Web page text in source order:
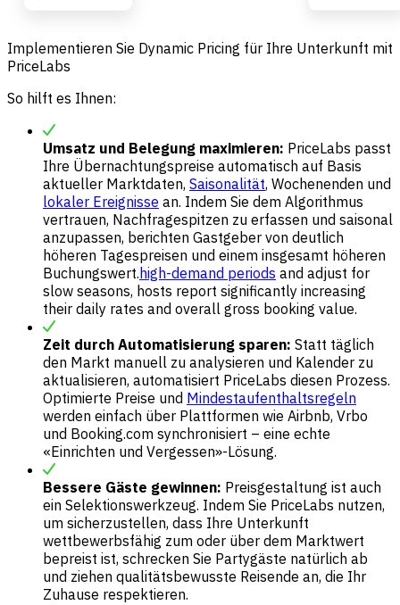
Implementieren Sie Dynamic Pricing für Ihre Unterkunft mit
PriceLabs
So hilft es Ihnen:
Umsatz und Belegung maximieren: PriceLabs passt
Ihre Übernachtungspreise automatisch auf Basis
aktueller Marktdaten, Saisonalität, Wochenenden und
lokaler Ereignisse an. Indem Sie dem Algorithmus
vertrauen, Nachfragespitzen zu erfassen und saisonal
anzupassen, berichten Gastgeber von deutlich
höheren Tagespreisen und einem insgesamt höheren
Buchungswert. high-demand periods and adjust for
slow seasons, hosts report significantly increasing
their daily rates and overall gross booking value.
Zeit durch Automatisierung sparen: Statt täglich
den Markt manuell zu analysieren und Kalender zu
aktualisieren, automatisiert PriceLabs diesen Prozess.
Optimierte Preise und Mindestaufenthaltsregeln
werden einfach über Plattformen wie Airbnb, Vrbo
und Booking.com synchronisiert – eine echte
«Einrichten und Vergessen»-Lösung.
Bessere Gäste gewinnen: Preisgestaltung ist auch
ein Selektionswerkzeug. Indem Sie PriceLabs nutzen,
um sicherzustellen, dass Ihre Unterkunft
wettbewerbsfähig zum oder über dem Marktwert
bepreist ist, schrecken Sie Partygäste natürlich ab
und ziehen qualitätsbewusste Reisende an, die Ihr
Zuhause respektieren.